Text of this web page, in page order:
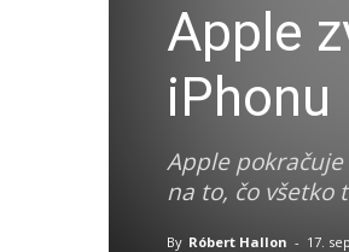
Apple
iPhonu
Apple pokračuje
na to, čo všetko
By Róbert Hallon - 17.